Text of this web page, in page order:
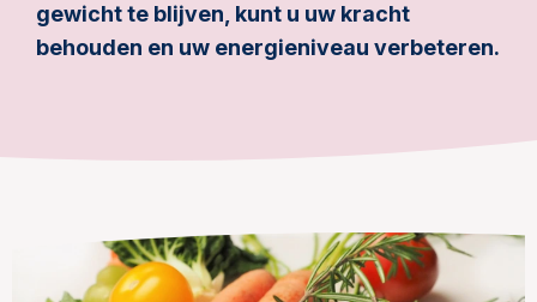
gewicht te blijven, kunt u uw kracht
behouden en uw energieniveau verbeteren.